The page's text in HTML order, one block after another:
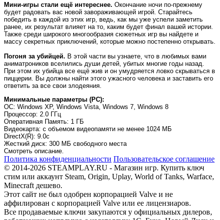
Мини-игры стали ещё интереснее. Окончание ночи по-прежнему
будет радовать вас новой завораживающей игрой. Старайтесь
победить в каждой из этих игр, ведь, как мы уже успели заметить
ранее, их результат влияет на то, каким будет финал вашей истории.
Также среди широкого многообразия сюжетных игр вы найдете и
массу секретных приключений, которые можно постепенно открывать.
Погоня за убийцей. В этой части вы узнаете, что в любимых вами
аниматроников вселились души детей, убитых многие годы назад.
При этом их убийца все ещё жив и он умудряется ловко скрываться в
пиццерии. Вы должны найти этого ужасного человека и заставить его
ответить за все свои злодеяния.
Минимальные параметры (PC):
OC: Windows XP, Windows Vista, Windows 7, Windows 8
Процессор: 2.0 ГГц
Оперативная Память: 1 ГБ
Видеокарта: с объемом видеопамяти не менее 1024 МБ
DirectX(R): 9.0c
Жесткий диск: 300 MБ свободного места
Смотреть описание.
Политика конфиденциальности Пользовательское соглашение
© 2014-2026 STEAMPLAY.RU - Магазин игр. Купить ключ
стим или аккаунт Steam, Origin, Uplay, World of Tanks, Warface,
Minecraft дешево.
Этот сайт не был одобрен корпорацией Valve и не
аффилирован с корпорацией Valve или ее лицензиаров.
Все продаваемые ключи закупаются у официальных дилеров,